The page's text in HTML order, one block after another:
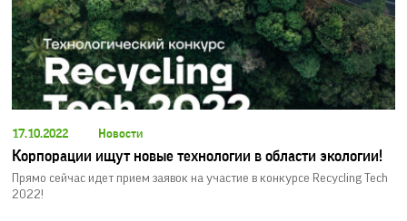
17.10.2022 Новости
Корпорации ищут новые технологии в области экологии!
Прямо сейчас идет прием заявок на участие в конкурсе Recycling Tech
2022!